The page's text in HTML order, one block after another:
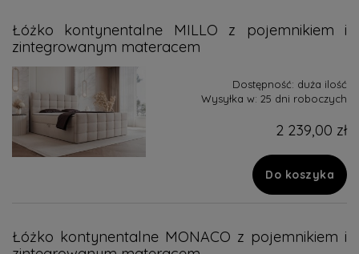
Łóżko kontynentalne MILLO z pojemnikiem i
zintegrowanym materacem
Dostępność: duża ilość
Wysyłka w: 25 dni roboczych
2 239,00 zł
Do koszyka
Łóżko kontynentalne MONACO z pojemnikiem i